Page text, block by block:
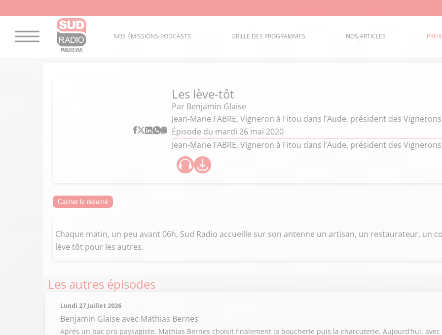
NOS ÉMISSIONS-PODCASTS GRILLE DES PROGRAMMES NOS ARTICLES
Les lève-tôt
Par Benjamin Glaise
Jean-Marie FABRE, Vigneron à Fitou dans l’Aude, président des
Épisode du mardi 26 mai 2020
Jean-Marie FABRE, Vigneron à Fitou dans l’Aude, président des
Cacher le résumé
Chaque matin, un peu avant 06h, Sud Radio accueille sur son antenne un artisan, un restaurateur, un
lève tôt pour les autres.
Les autres épisodes
Lundi 27 Juillet 2026
Benjamin Glaise avec Mathias Bernes
Après un bac pro paysagiste, Mathias Bernes choisit finalement la boucherie puis la charcuterie. Aujourd’hui,